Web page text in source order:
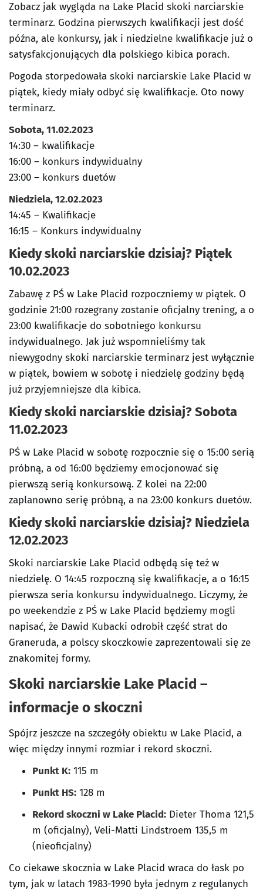
Zobacz jak wygląda na Lake Placid skoki narciarskie
terminarz. Godzina pierwszych kwalifikacji jest dość
późna, ale konkursy, jak i niedzielne kwalifikacje już o
satysfakcjonujących dla polskiego kibica porach.
Pogoda storpedowała skoki narciarskie Lake Placid w
piątek, kiedy miały odbyć się kwalifikacje. Oto nowy
terminarz.
Sobota, 11.02.2023
14:30 – kwalifikacje
16:00 – konkurs indywidualny
23:00 – konkurs duetów
Niedziela, 12.02.2023
14:45 – Kwalifikacje
16:15 – Konkurs indywidualny
Kiedy skoki narciarskie dzisiaj? Piątek
10.02.2023
Zabawę z PŚ w Lake Placid rozpoczniemy w piątek. O
godzinie 21:00 rozegrany zostanie oficjalny trening, a o
23:00 kwalifikacje do sobotniego konkursu
indywidualnego. Jak już wspomnieliśmy tak
niewygodny skoki narciarskie terminarz jest wyłącznie
w piątek, bowiem w sobotę i niedzielę godziny będą
już przyjemniejsze dla kibica.
Kiedy skoki narciarskie dzisiaj? Sobota
11.02.2023
PŚ w Lake Placid w sobotę rozpocznie się o 15:00 serią
próbną, a od 16:00 będziemy emocjonować się
pierwszą serią konkursową. Z kolei na 22:00
zaplanowno serię próbną, a na 23:00 konkurs duetów.
Kiedy skoki narciarskie dzisiaj? Niedziela
12.02.2023
Skoki narciarskie Lake Placid odbędą się też w
niedzielę. O 14:45 rozpoczną się kwalifikacje, a o 16:15
pierwsza seria konkursu indywidualnego. Liczymy, że
po weekendzie z PŚ w Lake Placid będziemy mogli
napisać, że Dawid Kubacki odrobił część strat do
Graneruda, a polscy skoczkowie zaprezentowali się ze
znakomitej formy.
Skoki narciarskie Lake Placid –
informacje o skoczni
Spójrz jeszcze na szczegóły obiektu w Lake Placid, a
więc między innymi rozmiar i rekord skoczni.
Punkt K: 115 m
Punkt HS: 128 m
Rekord skoczni w Lake Placid: Dieter Thoma 121,5
m (oficjalny), Veli-Matti Lindstroem 135,5 m
(nieoficjalny)
Co ciekawe skocznia w Lake Placid wraca do łask po
tym, jak w latach 1983-1990 była jednym z regulanych